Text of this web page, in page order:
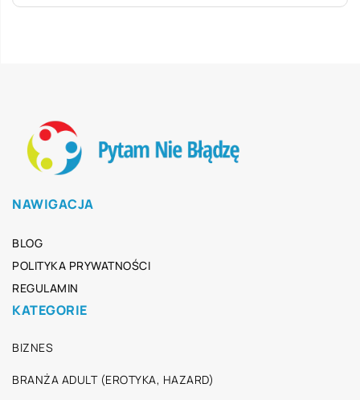
NAWIGACJA
BLOG
POLITYKA PRYWATNOŚCI
REGULAMIN
KATEGORIE
BIZNES
BRANŻA ADULT (EROTYKA, HAZARD)